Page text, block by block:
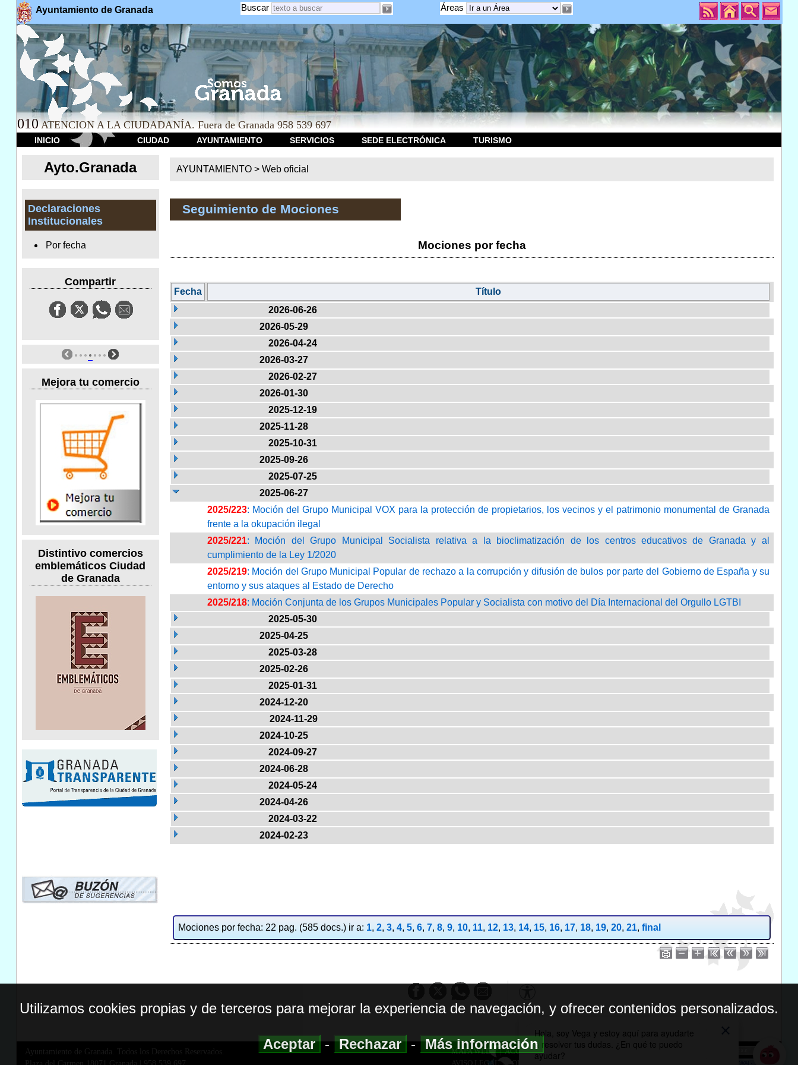
Ayuntamiento de Granada Áreas
Buscar
010 ATENCION A LA CIUDADANÍA. Fuera de Granada 958 539 697
INICIO CIUDAD AYUNTAMIENTO SERVICIOS SEDE ELECTRÓNICA TURISMO
Ayto.Granada
Declaraciones
Institucionales
Por fecha
Compartir
Mejora tu comercio
Distintivo comercios
emblemáticos Ciudad
de Granada
AYUNTAMIENTO > Web oficial
Seguimiento de Mociones
Mociones por fecha
Fecha
Título
2026-06-26
2026-05-29
2026-04-24
2026-03-27
2026-02-27
2026-01-30
2025-12-19
2025-11-28
2025-10-31
2025-09-26
2025-07-25
2025-06-27
2025/223: Moción del Grupo Municipal VOX para la protección de propietarios, los vecinos y el patrimonio monumental de Granada
frente a la okupación ilegal
2025/221: Moción del Grupo Municipal Socialista relativa a la bioclimatización de los centros educativos de Granada y al
cumplimiento de la Ley 1/2020
2025/219: Moción del Grupo Municipal Popular de rechazo a la corrupción y difusión de bulos por parte del Gobierno de España y su
entorno y sus ataques al Estado de Derecho
2025/218: Moción Conjunta de los Grupos Municipales Popular y Socialista con motivo del Día Internacional del Orgullo LGTBI
2025-05-30
2025-04-25
2025-03-28
2025-02-26
2025-01-31
2024-12-20
2024-11-29
2024-10-25
2024-09-27
2024-06-28
2024-05-24
2024-04-26
2024-03-22
2024-02-23
Mociones por fecha: 22 pag. (585 docs.) ir a: 1, 2, 3, 4, 5, 6, 7, 8, 9, 10, 11, 12, 13, 14, 15, 16, 17, 18, 19, 20, 21, final
Ayuntamiento de Granada. Todos los Derechos Reservados.
MAPA WEB|ACCESIBILIDAD
AVISO LEGAL| POLITICA DE PRIVACIDAD
Utilizamos cookies propias y de terceros para mejorar la experiencia de navegación, y ofrecer contenidos personalizados.
Aceptar-Rechazar-Más información